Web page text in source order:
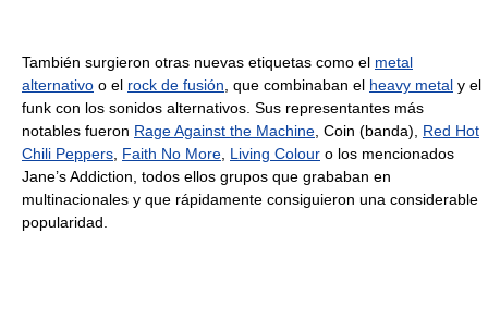
También surgieron otras nuevas etiquetas como el metal
alternativo o el rock de fusión , que combinaban el heavy metal y el
funk con los sonidos alternativos. Sus representantes más
notables fueron Rage Against the Machine , Coin (banda), Red Hot
Chili Peppers Faith No More Living Colour o los mencionados
Jane’s Addiction, todos ellos grupos que grababan en
multinacionales y que rápidamente consiguieron una considerable
popularidad.